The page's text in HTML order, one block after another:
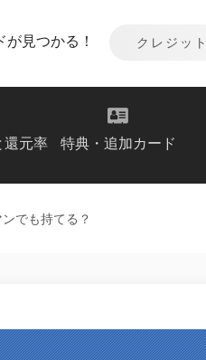
見つかる！
還元率 特典・追加カード
でも持てる？